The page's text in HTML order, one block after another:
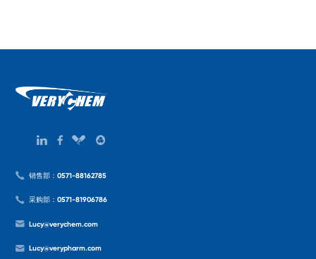
销售部：0571-88162785
采购部：0571-81906786
Lucy@verychem.com
Lucy@verypharm.com